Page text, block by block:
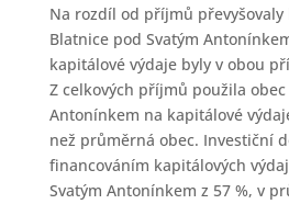
Na rozdíl od příjmů převyšovaly
Blatnice pod Svatým
kapitálové výdaje byly v obou
Z celkových příjmů použila
Antonínkem na kapitálové
než průměrná obec. Investiční
financováním kapitálových
Svatým Antonínkem z 57 %, v